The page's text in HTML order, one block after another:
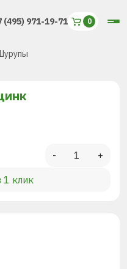
(495) 971-19-71
1 клик
- +